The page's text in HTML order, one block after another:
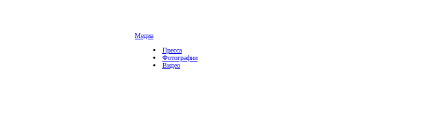
Медиа
Пресса
Фотографии
Видео